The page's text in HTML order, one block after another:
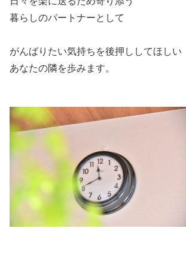
暮らしのパートナーとして
がんばりたい気持ちを後押ししてほしい
あなたの隣を歩みます。